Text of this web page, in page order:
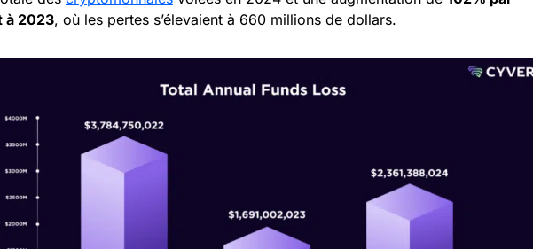
à 2023, où les pertes s’élevaient à 660 millions de dollars.